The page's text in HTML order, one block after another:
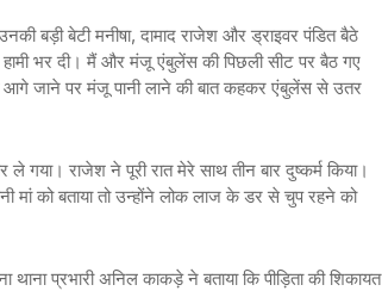
बड़ी बेटी मनीषा, दामाद राजेश और ड्राइवर पंडित बैठे
भर दी। मैं और मंजू एंबुलेंस की पिछली सीट पर बैठ गए
आगे जाने पर मंजू पानी लाने की बात कहकर एंबुलेंस से उतर
राजेश ने पूरी रात मेरे साथ तीन बार दुष्कर्म किया।
को बताया तो उन्होंने लोक लाज के डर से चुप रहने को
प्रभारी अनिल काकड़े ने बताया कि पीड़िता की शिकायत